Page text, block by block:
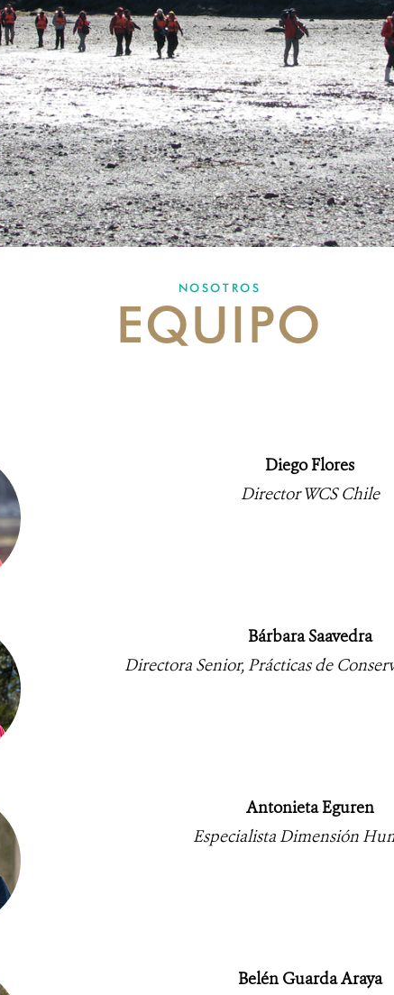
NOSOTROS
EQUIPO
Diego Flores
Director WCS Chile
Bárbara Saavedra
Directora Senior, Prácticas de
Antonieta Eguren
Especialista Dimensión
Belén Guarda Araya